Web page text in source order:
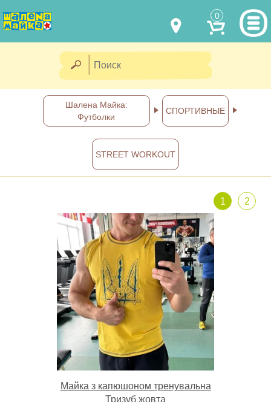
0
(067) 011 0404
shalena@mayka.dp.ua
г.Днепр, ул. Ярослава Мудрого, 68
Посмотреть на карте
Отправка по Украине каждый
день
НАШИ РАБОТЫ
КАК КУПИТЬ
КАК НАС НАЙТИ
Шалена Майка:
Футболки
СПОРТИВНЫЕ
STREET WORKOUT
1 2
Майка з капюшоном тренувальна
Тризуб жовта